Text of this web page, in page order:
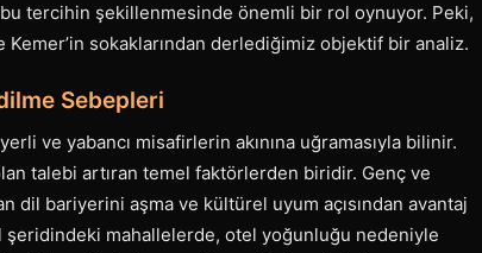
tercihin şekillenmesinde önemli bir rol oynuyor. Peki,
sokaklarından derlediğimiz objektif bir analiz.
Sebepleri
ve yabancı misafirlerin akınına uğramasıyla bilinir.
talebi artıran temel faktörlerden biridir. Genç ve
bariyerini aşma ve kültürel uyum açısından avantaj
şeridindeki mahallelerde, otel yoğunluğu nedeniyle